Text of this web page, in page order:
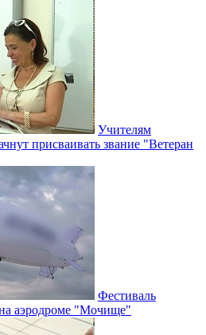
Учителям
присваивать звание "Ветеран
Фестиваль
аэродроме "Мочище"